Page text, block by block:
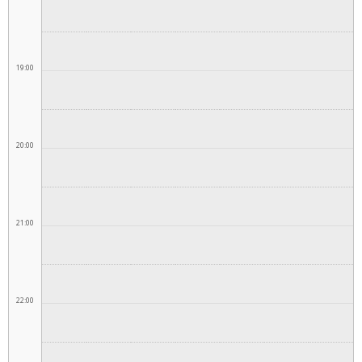
19:00
20:00
21:00
22:00